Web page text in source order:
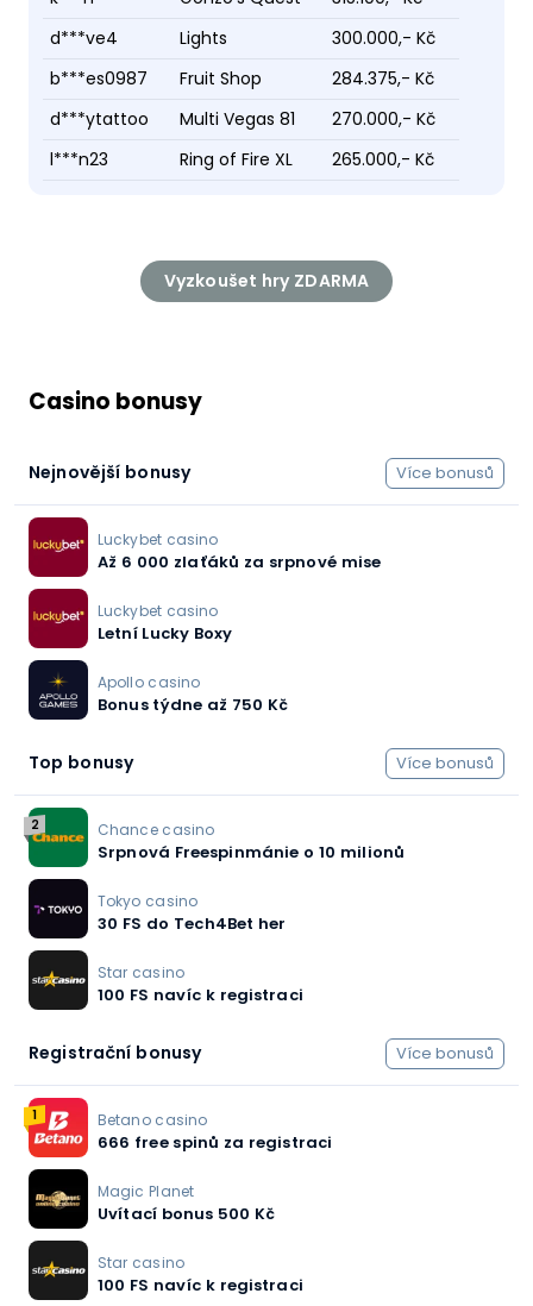
d***ve4
Lights
300.000,- Kč
b***es0987
Fruit Shop
284.375,- Kč
d***ytattoo
Multi Vegas 81
270.000,- Kč
l***n23
Ring of Fire XL 265.000,- Kč
Vyzkoušet hry ZDARMA
Casino bonusy
Nejnovější bonusy Více bonusů
Luckybet casino
Až 6 000 zlaťáků za srpnové mise
Luckybet casino
Letní Lucky Boxy
Apollo casino
Bonus týdne až 750 Kč
Top bonusy Více bonusů
2 Chance casino
Srpnová Freespinmánie o 10 milionů
Tokyo casino
30 FS do Tech4Bet her
Star casino
100 FS navíc k registraci
Registrační bonusy Více bonusů
1 Betano casino
666 free spinů za registraci
Magic Planet
Uvítací bonus 500 Kč
Star casino
100 FS navíc k registraci